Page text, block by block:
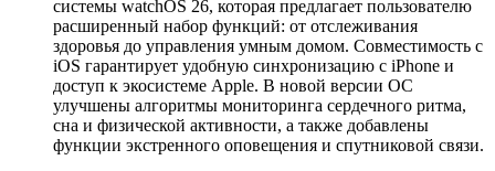
системы watchOS 26, которая предлагает пользователю
расширенный набор функций: от отслеживания
здоровья до управления умным домом. Совместимость с
iOS гарантирует удобную синхронизацию с iPhone и
доступ к экосистеме Apple. В новой версии ОС
улучшены алгоритмы мониторинга сердечного ритма,
сна и физической активности, а также добавлены
функции экстренного оповещения и спутниковой связи.